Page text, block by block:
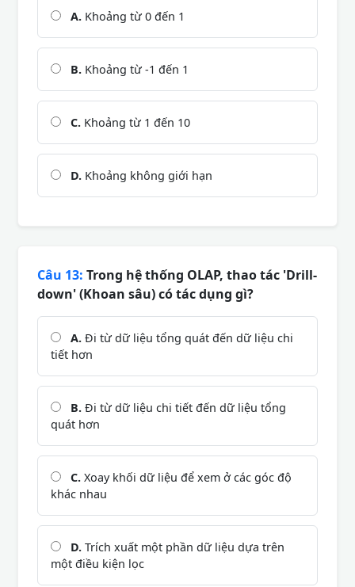
A. Khoảng từ 0 đến 1
B. Khoảng từ -1 đến 1
C. Khoảng từ 1 đến 10
D. Khoảng không giới hạn
Câu 13: Trong hệ thống OLAP, thao tác 'Drill-
down' (Khoan sâu) có tác dụng gì?
A. Đi từ dữ liệu tổng quát đến dữ liệu chi
tiết hơn
B. Đi từ dữ liệu chi tiết đến dữ liệu tổng
quát hơn
C. Xoay khối dữ liệu để xem ở các góc độ
khác nhau
D. Trích xuất một phần dữ liệu dựa trên
một điều kiện lọc